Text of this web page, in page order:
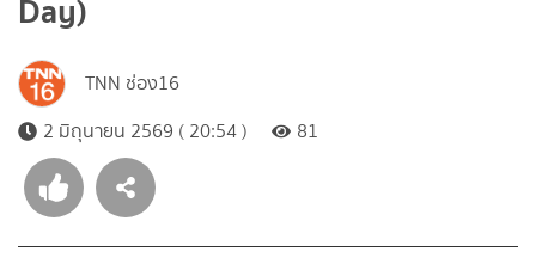
TNN ช่อง16
2 มิถุนายน 2569 ( 20:54 )
81